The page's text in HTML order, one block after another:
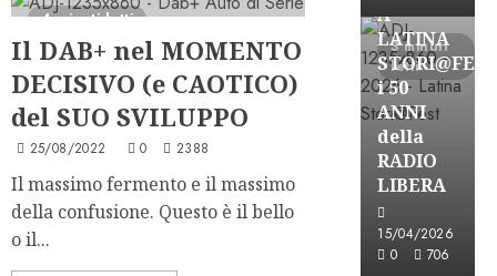
4 minuti letti
Il DAB+ nel MOMENTO
DECISIVO (e CAOTICO)
del SUO SVILUPPO
25/08/2022 0 2388
Il massimo fermento e il massimo
della confusione. Questo è il bello
o il...
3 minuti
letti
A
LATINA
i 50
ANNI
della
RADIO
LIBERA
15/04/2026
0
706
Astorri News